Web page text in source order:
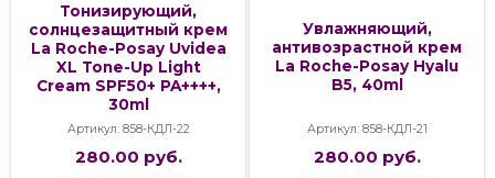
Тонизирующий,
солнцезащитный крем
La Roche-Posay Uvidea
XL Tone-Up Light
Cream SPF50+ PA++++,
30ml
Артикул: 858-КДЛ-22
280.00 руб.
Увлажняющий,
антивозрастной крем
La Roche-Posay Hyalu
B5, 40ml
Артикул: 858-КДЛ-21
280.00 руб.